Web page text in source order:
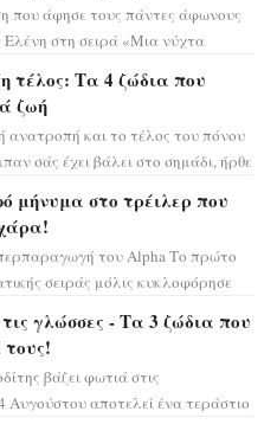
που άφησε τους πάντες άφωνους
στη σειρά «Μια νύχτα
τέλος: Τα 4 ζώδια που
ζωή
ανατροπή και το τέλος του πόνου
σάς έχει βάλει στο σημάδι, ήρθε
μήνυμα στο τρέιλερ που
του Alpha Το πρώτο
σειράς μόλις κυκλοφόρησε
γλώσσες - Τα 3 ζώδια που
βάζει φωτιά στις
Αυγούστου αποτελεί ένα τεράστιο